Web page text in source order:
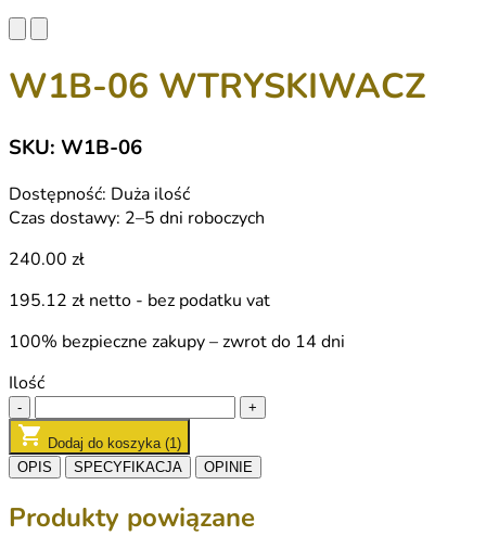
W1B-06 WTRYSKIWACZ
SKU: W1B-06
Dostępność: Duża ilość
Czas dostawy: 2–5 dni roboczych
240.00 zł
195.12 zł netto - bez podatku vat
100% bezpieczne zakupy – zwrot do 14 dni
Ilość
- +
Dodaj do koszyka (1)
OPIS
SPECYFIKACJA OPINIE
Produkty powiązane